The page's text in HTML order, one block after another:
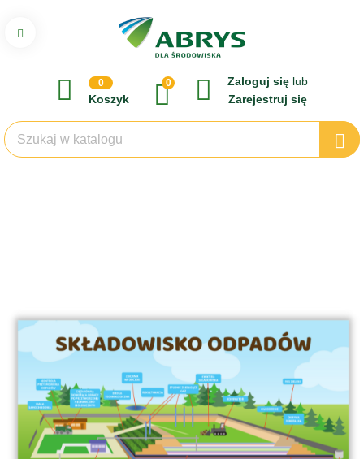
0
Koszyk
0 Zaloguj się lub
Zarejestruj się